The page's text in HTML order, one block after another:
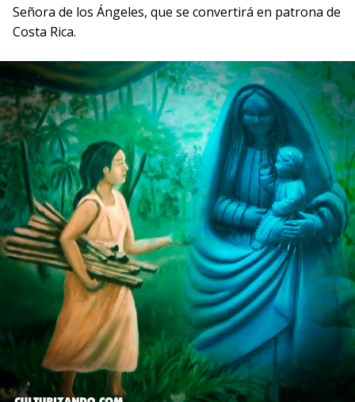
Señora de los Ángeles, que se convertirá en patrona de
Costa Rica.